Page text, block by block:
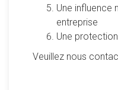
Une influence
entreprise
Une
Veuillez nous